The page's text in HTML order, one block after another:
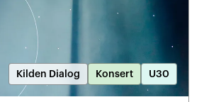
Kilden Dialog Konsert U30